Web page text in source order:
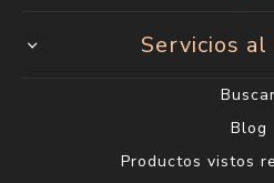
Servicios
Buscar
Blog
Productos vistos